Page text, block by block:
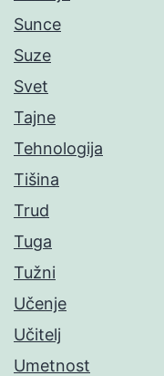
Sunce
Suze
Svet
Tajne
Tehnologija
Tišina
Trud
Tuga
Tužni
Učenje
Učitelj
Umetnost